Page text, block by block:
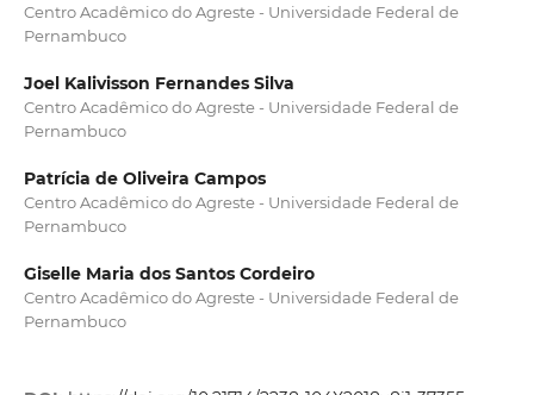
Centro Acadêmico do Agreste - Universidade Federal de
Pernambuco
Joel Kalivisson Fernandes Silva
Centro Acadêmico do Agreste - Universidade Federal de
Pernambuco
Patrícia de Oliveira Campos
Centro Acadêmico do Agreste - Universidade Federal de
Pernambuco
Giselle Maria dos Santos Cordeiro
Centro Acadêmico do Agreste - Universidade Federal de
Pernambuco